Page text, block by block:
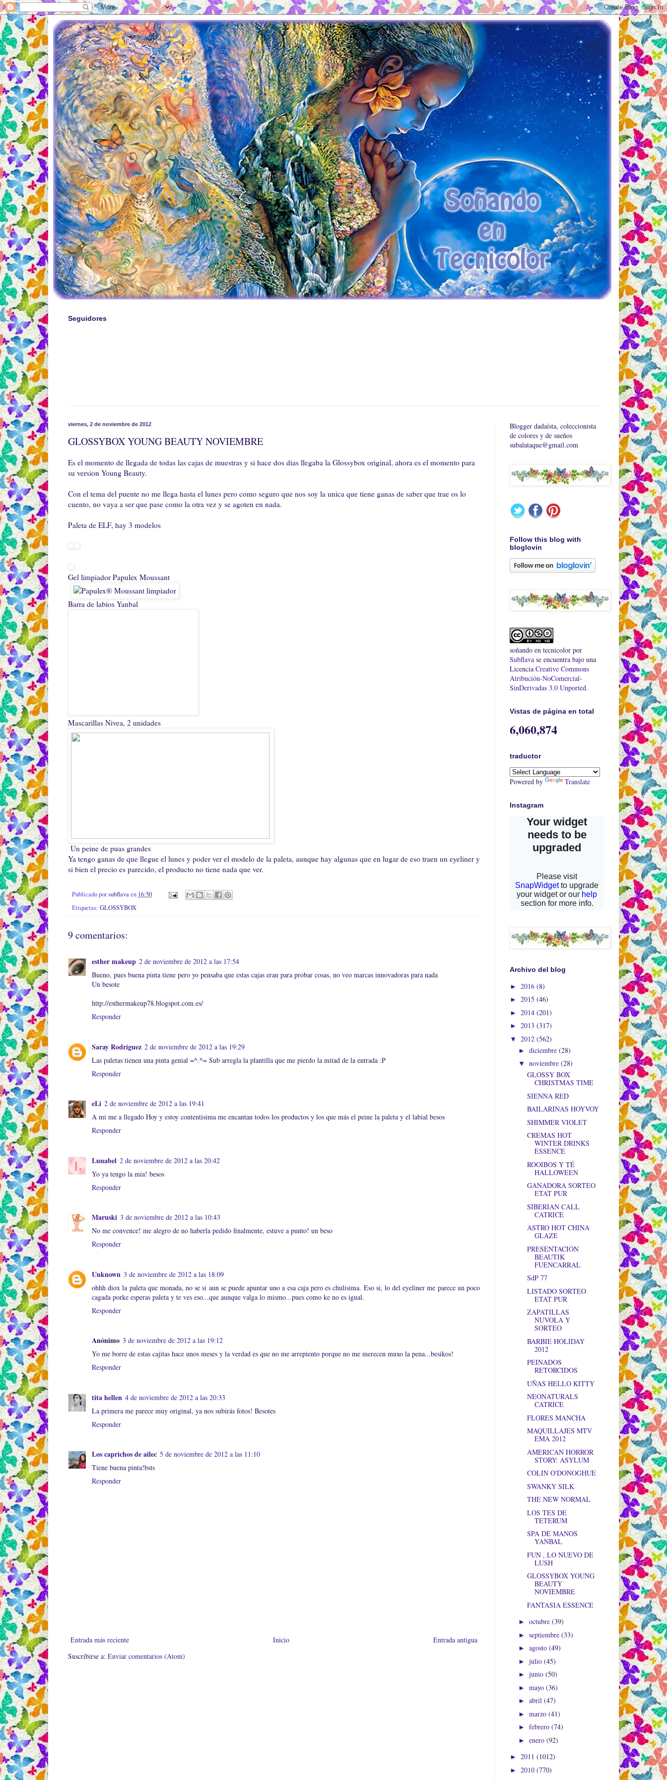
Seguidores
viernes, 2 de noviembre de 2012
GLOSSYBOX YOUNG BEAUTY NOVIEMBRE
Es el momento de llegada de todas las cajas de muestras y si hace dos dias llegaba la Glossybox original, ahora es el momento para
su version Young Beauty.
Con el tema del puente no me llega hasta el lunes pero como seguro que nos soy la unica que tiene ganas de saber que trae os lo
cuento, no vaya a ser que pase como la otra vez y se agoten en nada.
Paleta de ELF, hay 3 modelos
Gel limpiador Papulex Moussant
Barra de labios Yanbal
Mascarillas Nivea, 2 unidades
Un peine de puas grandes
Ya tengo ganas de que llegue el lunes y poder ver el modelo de la paleta, aunque hay algunas que en lugar de eso traen un eyeliner y
si bien el precio es parecido, el producto no tiene nada que ver.
Publicado porsubflavaen 16:50
Etiquetas: GLOSSYBOX
9 comentarios:
esther makeup 2 de noviembre de 2012 a las 17:54
Bueno, pues buena pinta tiene pero yo pensaba que estas cajas eran para probar cosas, no veo marcas innovadoras para nada
Un besote
http://esthermakeup78.blogspot.com.es/
Responder
Saray Rodríguez 2 de noviembre de 2012 a las 19:29
Las paletas tienen una pinta genial =^.^= Sub arregla la plantilla que me pierdo la mitad de la entrada :P
Responder
eLi 2 de noviembre de 2012 a las 19:41
A mi me a llegado Hoy y estoy contentisima me encantan todos los productos y los que más el peine la paleta y el labial besos
Responder
Lunabel 2 de noviembre de 2012 a las 20:42
Yo ya tengo la mia! besos
Responder
Maruski 3 de noviembre de 2012 a las 10:43
No me convence! me alegro de no haberla pedido finalmente, estuve a punto! un beso
Responder
Unknown 3 de noviembre de 2012 a las 18:09
ohhh diox la paleta que monada, no se si aun se puede apuntar uno a esa caja pero es chulisima. Eso si, lo del eyeliner me parece un poco
cagada porke esperas paleta y te ves eso...que aunque valga lo mismo...pues como ke no es igual.
Responder
Anónimo 3 de noviembre de 2012 a las 19:12
Yo me borre de estas cajitas hace unos meses y la verdad es que no me arrepiento porque no me merecen muxo la pena...besikos!
Responder
tita hellen 4 de noviembre de 2012 a las 20:33
La primera me parece muy original, ya nos subirás fotos! Besotes
Responder
Los caprichos de ailec 5 de noviembre de 2012 a las 11:10
Tiene buena pinta!bsts
Responder
Entrada más reciente Entrada antigua
Inicio
Suscribirse a: Enviar comentarios (Atom)
Blogger dadaísta, coleccionista
de colores y de sueños
subalataque@gmail.com
Follow this blog with
bloglovin
soñando en tecnicolor por
Subflava se encuentra bajo una
Licencia Creative Commons
Atribución-NoComercial-
SinDerivadas 3.0 Unported.
Vistas de página en total
6,060,874
traductor
Powered by Translate
Instagram
Archivo del blog
► 2016 (8)
► 2015 (46)
► 2014 (201)
► 2013 (317)
▼ 2012 (562)
► diciembre (28)
▼ noviembre (28)
GLOSSY BOX
CHRISTMAS TIME
SIENNA RED
BAILARINAS HOYVOY
SHIMMER VIOLET
CREMAS HOT
WINTER DRINKS
ESSENCE
ROOIBOS Y TÉ
HALLOWEEN
GANADORA SORTEO
ETAT PUR
SIBERIAN CALL
CATRICE
ASTRO HOT CHINA
GLAZE
PRESENTACIÓN
BEAUTIK
FUENCARRAL
SdP 77
LISTADO SORTEO
ETAT PUR
ZAPATILLAS
NUVOLA Y
SORTEO
BARBIE HOLIDAY
2012
PEINADOS
RETORCIDOS
UÑAS HELLO KITTY
NEONATURALS
CATRICE
FLORES MANCHA
MAQUILLAJES MTV
EMA 2012
AMERICAN HORROR
STORY: ASYLUM
COLIN O'DONOGHUE
SWANKY SILK
THE NEW NORMAL
LOS TES DE
TETERUM
SPA DE MANOS
YANBAL
FUN , LO NUEVO DE
LUSH
GLOSSYBOX YOUNG
BEAUTY
NOVIEMBRE
FANTASIA ESSENCE
► octubre (39)
► septiembre (33)
► agosto (49)
► julio (45)
► junio (50)
► mayo (36)
► abril (47)
► marzo (41)
► febrero (74)
► enero (92)
► 2011 (1012)
► 2010 (770)